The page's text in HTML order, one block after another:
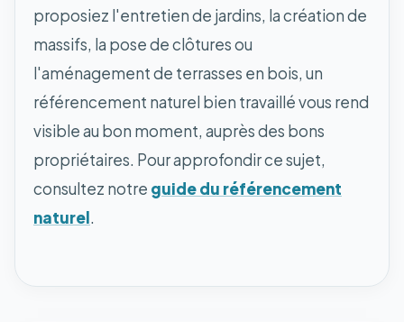
proposiez l'entretien de jardins, la création de
massifs, la pose de clôtures ou
l'aménagement de terrasses en bois, un
référencement naturel bien travaillé vous rend
visible au bon moment, auprès des bons
propriétaires. Pour approfondir ce sujet,
consultez notre guide du référencement
naturel.